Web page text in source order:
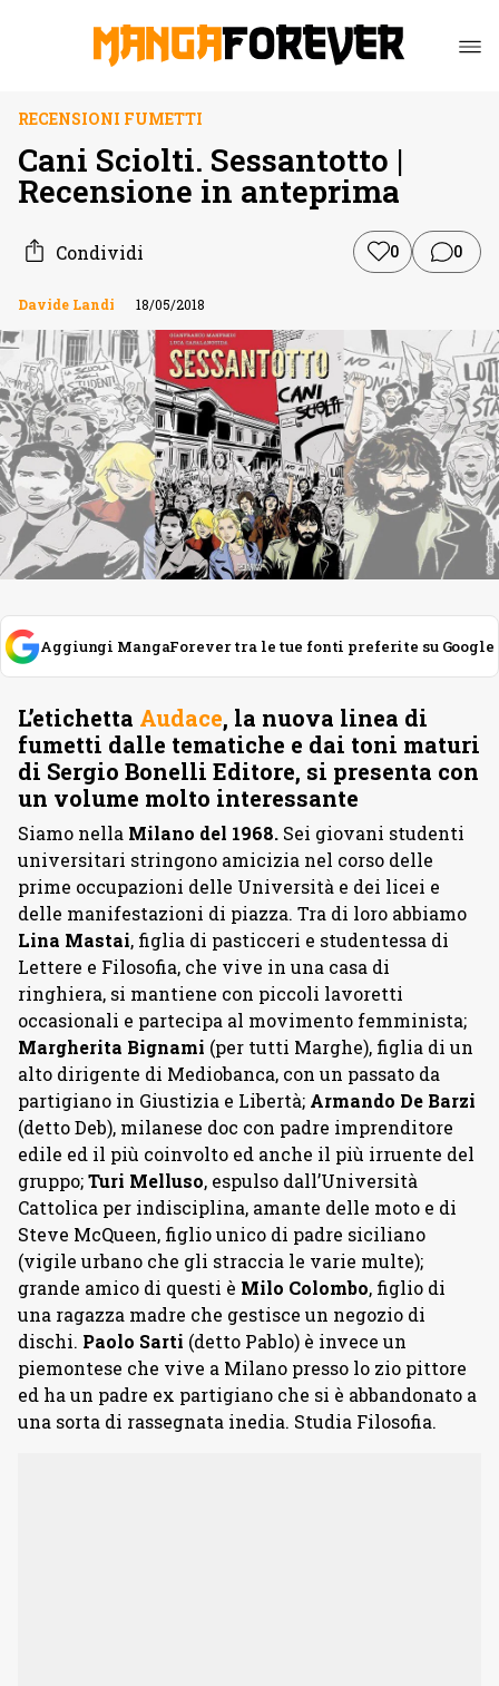
RECENSIONI FUMETTI
Cani Sciolti. Sessantotto |
Recensione in anteprima
Condividi 0 0
Davide Landi 18/05/2018
Aggiungi MangaForever tra le tue fonti preferite su Google
L’etichetta Audace, la nuova linea di
fumetti dalle tematiche e dai toni maturi
di Sergio Bonelli Editore, si presenta con
un volume molto interessante
Siamo nella Milano del 1968. Sei giovani studenti
universitari stringono amicizia nel corso delle
prime occupazioni delle Università e dei licei e
delle manifestazioni di piazza. Tra di loro abbiamo
Lina Mastai, figlia di pasticceri e studentessa di
Lettere e Filosofia, che vive in una casa di
ringhiera, si mantiene con piccoli lavoretti
occasionali e partecipa al movimento femminista;
Margherita Bignami (per tutti Marghe), figlia di un
alto dirigente di Mediobanca, con un passato da
partigiano in Giustizia e Libertà; Armando De Barzi
(detto Deb), milanese doc con padre imprenditore
edile ed il più coinvolto ed anche il più irruente del
gruppo;Turi Melluso, espulso dall’Università
Cattolica per indisciplina, amante delle moto e di
Steve McQueen, figlio unico di padre siciliano
(vigile urbano che gli straccia le varie multe);
grande amico di questi è Milo Colombo, figlio di
una ragazza madre che gestisce un negozio di
dischi. Paolo Sarti (detto Pablo) è invece un
piemontese che vive a Milano presso lo zio pittore
ed ha un padre ex partigiano che si è abbandonato a
una sorta di rassegnata inedia. Studia Filosofia.